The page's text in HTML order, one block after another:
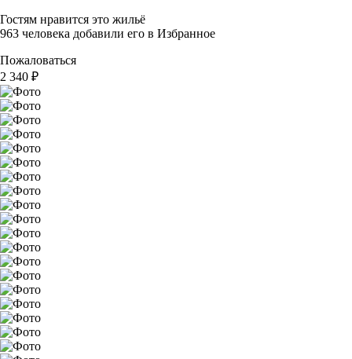
Гостям нравится это жильё
963 человека добавили его в Избранное
Пожаловаться
2 340 ₽